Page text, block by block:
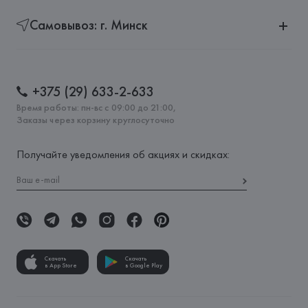
Самовывоз: г. Минск
+375 (29) 633-2-633
Время работы: пн-вс с 09:00 до 21:00,
Заказы через корзину круглосуточно
Получайте уведомления об акциях и скидках:
Скачать
в App Store
Скачать
в Google Play